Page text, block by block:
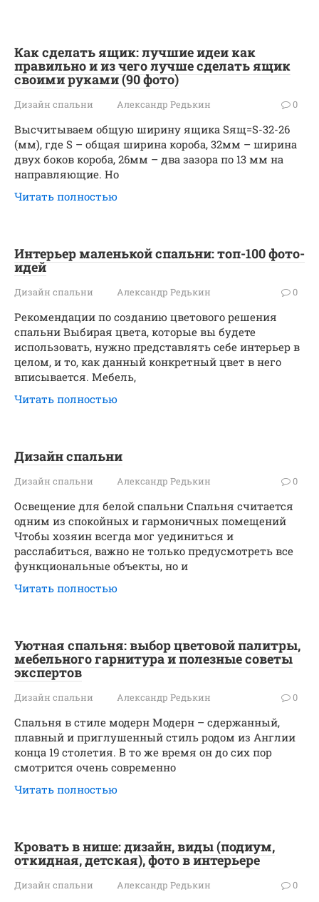
Как сделать ящик: лучшие идеи как
правильно и из чего лучше сделать ящик
своими руками (90 фото)
Дизайн спальни Александр Редькин 0
Высчитываем общую ширину ящика Sящ=S-32-26
(мм), где S – общая ширина короба, 32мм – ширина
двух боков короба, 26мм – два зазора по 13 мм на
направляющие. Но
Читать полностью
Интерьер маленькой спальни: топ-100 фото-
идей
Дизайн спальни Александр Редькин 0
Рекомендации по созданию цветового решения
спальни Выбирая цвета, которые вы будете
использовать, нужно представлять себе интерьер в
целом, и то, как данный конкретный цвет в него
вписывается. Мебель,
Читать полностью
Дизайн спальни
Дизайн спальни Александр Редькин 0
Освещение для белой спальни Спальня считается
одним из спокойных и гармоничных помещений
Чтобы хозяин всегда мог уединиться и
расслабиться, важно не только предусмотреть все
функциональные объекты, но и
Читать полностью
Уютная спальня: выбор цветовой палитры,
мебельного гарнитура и полезные советы
экспертов
Дизайн спальни Александр Редькин 0
Спальня в стиле модерн Модерн – сдержанный,
плавный и приглушенный стиль родом из Англии
конца 19 столетия. В то же время он до сих пор
смотрится очень современно
Читать полностью
Кровать в нише: дизайн, виды (подиум,
откидная, детская), фото в интерьере
Дизайн спальни Александр Редькин 0